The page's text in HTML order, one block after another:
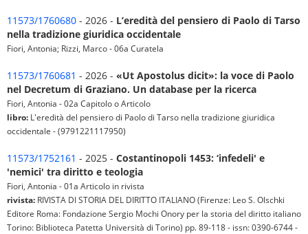
11573/1760680 - 2026 - L’eredità del pensiero di Paolo di Tarso
nella tradizione giuridica occidentale
Fiori, Antonia; Rizzi, Marco - 06a Curatela
11573/1760681 - 2026 - «Ut Apostolus dicit»: la voce di Paolo
nel Decretum di Graziano. Un database per la ricerca
Fiori, Antonia - 02a Capitolo o Articolo
libro: L'eredità del pensiero di Paolo di Tarso nella tradizione giuridica
occidentale - (9791221117950)
11573/1752161 - 2025 - Costantinopoli 1453: ‘infedeli' e
'nemici' tra diritto e teologia
Fiori, Antonia - 01a Articolo in rivista
rivista: RIVISTA DI STORIA DEL DIRITTO ITALIANO (Firenze: Leo S. Olschki
Editore Roma: Fondazione Sergio Mochi Onory per la storia del diritto italiano
Torino: Biblioteca Patetta Università di Torino) pp. 89-118 - issn: 0390-6744 -